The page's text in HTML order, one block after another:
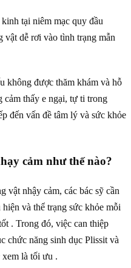
tại niêm mạc quy đầu
vật dễ rơi vào tình trạng mẫn
không được thăm khám và hỗ
cảm thấy e ngại, tự ti trong
đến vấn đề tâm lý và sức khỏe
cảm như thế nào?
vật nhậy cảm, các bác sỹ cần
và thể trạng sức khỏe mỗi
. Trong đó, việc can thiệp
chức năng sinh dục Plissit và
là tối ưu .